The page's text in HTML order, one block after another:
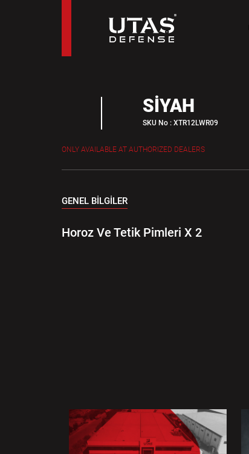
SİYAH
SKU No : XTR12LWR09
ONLY AVAILABLE AT AUTHORIZED DEALERS
GENEL BİLGİLER
Horoz Ve Tetik Pimleri X 2